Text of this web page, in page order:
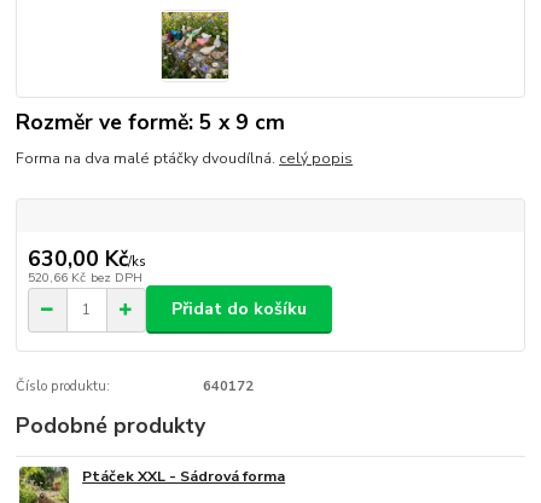
Rozměr ve formě: 5 x 9 cm
Forma na dva malé ptáčky dvoudílná. celý popis
630,00 Kč/ks
520,66 Kč bez DPH
Přidat do košíku
Číslo produktu: 640172
Podobné produkty
Ptáček XXL - Sádrová forma